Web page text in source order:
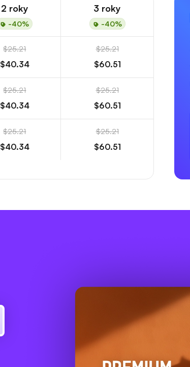
2 roky
-40%
3 roky
-40%
$25.21
$40.34
$25.21
$60.51
$25.21
$40.34
$25.21
$60.51
$25.21
$40.34
$25.21
$60.51